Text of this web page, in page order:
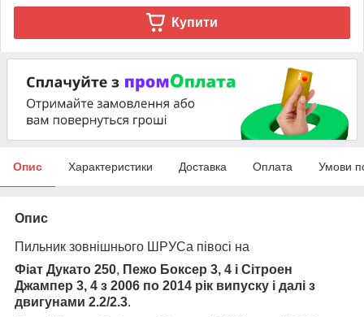
Купити
Опис Характеристики Доставка Оплата Умови
Опис
Пильник зовнішнього ШРУСа півосі на
Фіат Дукато 250, Пежо Боксер 3, 4 і Сітроен
Джампер 3, 4 з 2006 по 2014 рік випуску і далі з
двигунами 2.2/2.3.